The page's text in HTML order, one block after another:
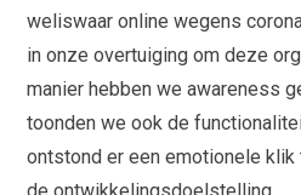
weliswaar online wegens
in onze overtuiging om deze
manier hebben we awareness
toonden we ook de
ontstond er een emotionele